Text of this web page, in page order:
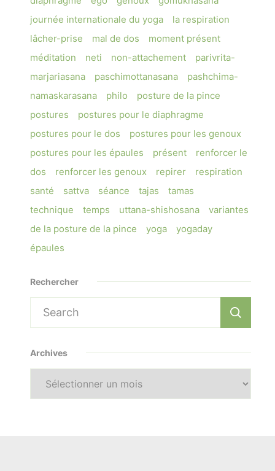
journée internationale du yoga
la respiration
lâcher-prise
mal de dos
moment présent
méditation
neti non-attachement
parivrita-
marjariasana
paschimottanasana
pashchima-
namaskarasana
philo
posture de la pince
postures
postures pour le diaphragme
postures pour le dos
postures pour les genoux
postures pour les épaules
présent
renforcer le
dos
renforcer les genoux repirer
respiration
santé
sattva séance tajas
tamas
technique
temps uttana-shishosana
variantes
de la posture de la pince
yoga
yogaday
épaules
Rechercher
Search
for:
Archives
Archives